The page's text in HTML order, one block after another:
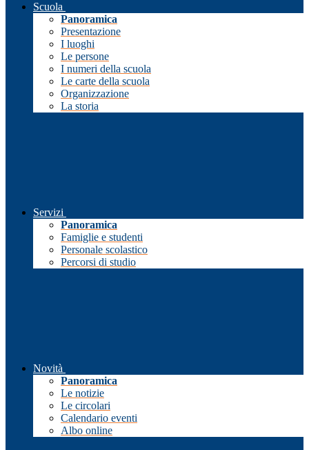
Scuola
Panoramica
Presentazione
I luoghi
Le persone
I numeri della scuola
Le carte della scuola
Organizzazione
La storia
Servizi
Panoramica
Famiglie e studenti
Personale scolastico
Percorsi di studio
Novità
Panoramica
Le notizie
Le circolari
Calendario eventi
Albo online